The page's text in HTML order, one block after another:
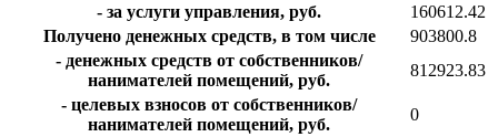
- за услуги управления, руб.
160612.42
Получено денежных средств, в том числе
903800.8
- денежных средств от собственников/
нанимателей помещений, руб.
812923.83
- целевых взносов от собственников/
нанимателей помещений, руб.
0